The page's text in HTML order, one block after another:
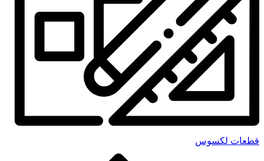
قطعات لکسوس